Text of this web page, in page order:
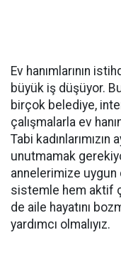
Ev hanımlarının
büyük iş düşüyor.
birçok belediye,
çalışmalarla ev
Tabi
unutmamak
annelerimize uygun
sistemle hem aktif
de aile hayatını
yardımcı olmalıyız.